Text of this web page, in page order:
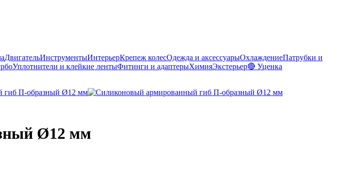
ДвигательИнструментыИнтерьерКрепеж колесОдежда и аксессуарыОхлаждениеПатрубки и
Уплотнители и клейкие лентыФитинги и адаптерыХимияЭкстерьер🔴 Уценка
Ø12 мм